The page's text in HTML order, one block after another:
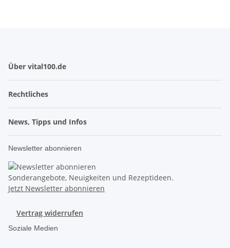
Über vital100.de
Rechtliches
News, Tipps und Infos
Newsletter abonnieren
Sonderangebote, Neuigkeiten und Rezeptideen.
Jetzt Newsletter abonnieren
Vertrag widerrufen
Soziale Medien